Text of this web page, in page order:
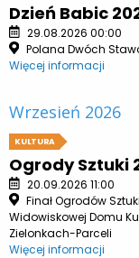
Dzień Babic
29.08.2026 00:00
Polana Dwóch
Więcej informacji
Wrzesień 2026
KULTURA
Ogrody Sztuki
20.09.2026 11:00
Finał Ogrodów
Widowiskowej Domu
Zielonkach-Parceli
Więcej informacji